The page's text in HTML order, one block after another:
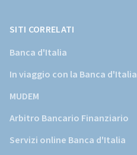
SITI CORRELATI
Banca d'Italia
In viaggio con la Banca d'Italia
MUDEM
Arbitro Bancario Finanziario
Servizi online Banca d'Italia